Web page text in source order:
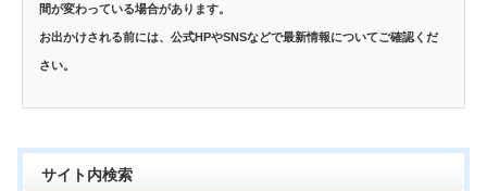
間が変わっている場合があります。
お出かけされる前には、公式HPやSNSなどで最新情報についてご確認くだ
さい。
サイト内検索